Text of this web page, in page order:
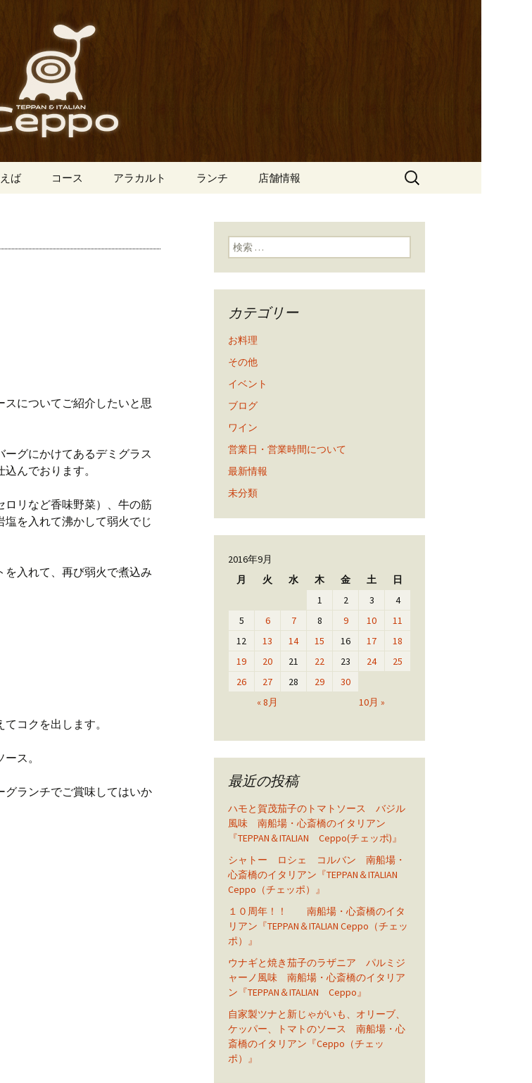
イタリアン
ポ）」の公式ブログ
も豊富にご用意。デートにも一人飲みのお客様にもぴった
ば コース アラカルト ランチ 店舗情報
検
についてご紹介したいと思
グにかけてあるデミグラス
んでおります。
リなど香味野菜）、牛の筋
を入れて沸かして弱火でじ
入れて、再び弱火で煮込み
コクを出します。
ス。
グランチでご賞味してはいか
検索:
カテゴリー
お料理
その他
イベント
ブログ
ワイン
営業日・営業時間について
最新情報
未分類
2016年9月
月
火 水 木 金 土 日
« 8月 10月 »
1 2 3
4
5
6 7 8 9 10
11
12
13 14 15 16 17
18
19
20 21 22 23 24
25
26
27 28 29 30
最近の投稿
ハモと賀茂茄子のトマトソース バジル
風味 南船場・心斎橋のイタリアン
『TEPPAN＆ITALIAN Ceppo(チェッポ)』
シャトー ロシェ コルバン 南船場・
心斎橋のイタリアン『TEPPAN＆ITALIAN
Ceppo（チェッポ）』
１０周年！！ 南船場・心斎橋のイタ
リアン『TEPPAN＆ITALIAN Ceppo（チェッ
ポ）』
ウナギと焼き茄子のラザニア パルミジ
ャーノ風味 南船場・心斎橋のイタリア
ン『TEPPAN＆ITALIAN Ceppo』
自家製ツナと新じゃがいも、オリーブ、
ケッパー、トマトのソース 南船場・心
斎橋のイタリアン『Ceppo（チェッ
ポ）』